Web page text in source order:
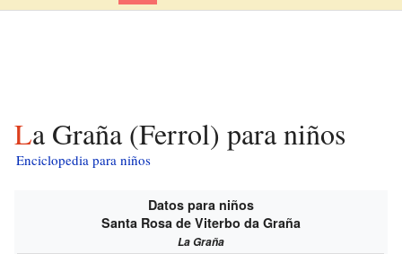
La Graña (Ferrol) para niños
Enciclopedia para niños
Datos para niños
Santa Rosa de Viterbo da Graña
La Graña